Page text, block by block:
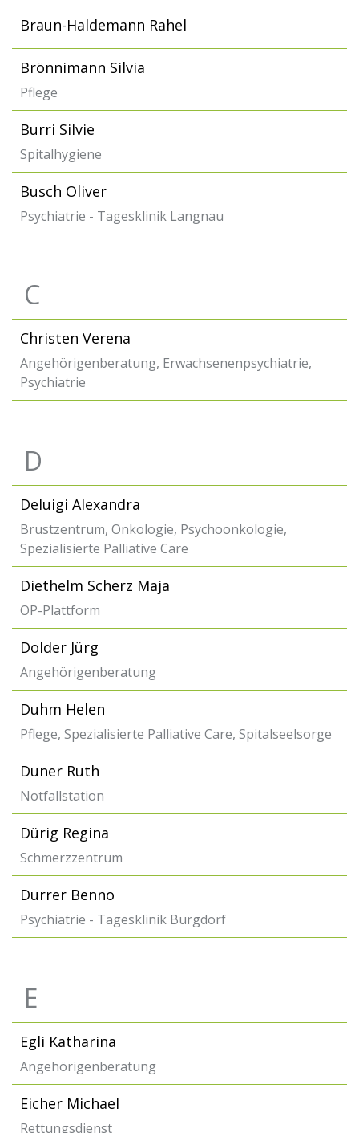
Braun-Haldemann Rahel
Brönnimann Silvia
Pflege
Burri Silvie
Spitalhygiene
Busch Oliver
Psychiatrie - Tagesklinik Langnau
C
Christen Verena
Angehörigenberatung, Erwachsenenpsychiatrie,
Psychiatrie
D
Deluigi Alexandra
Brustzentrum, Onkologie, Psychoonkologie,
Spezialisierte Palliative Care
Diethelm Scherz Maja
OP-Plattform
Dolder Jürg
Angehörigenberatung
Duhm Helen
Pflege, Spezialisierte Palliative Care, Spitalseelsorge
Duner Ruth
Notfallstation
Dürig Regina
Schmerzzentrum
Durrer Benno
Psychiatrie - Tagesklinik Burgdorf
E
Egli Katharina
Angehörigenberatung
Eicher Michael
Rettungsdienst